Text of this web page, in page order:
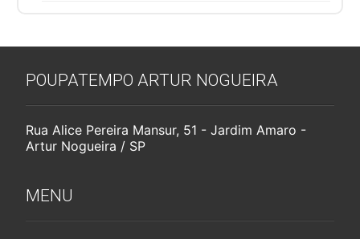
POUPATEMPO ARTUR NOGUEIRA
Rua Alice Pereira Mansur, 51 - Jardim Amaro -
Artur Nogueira / SP
MENU